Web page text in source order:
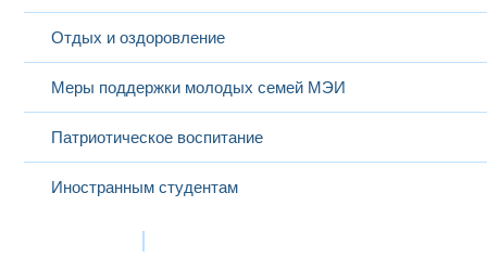
Отдых и оздоровление
Меры поддержки молодых семей МЭИ
Патриотическое воспитание
Иностранным студентам